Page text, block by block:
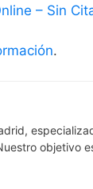
– Sin
.
objetivo